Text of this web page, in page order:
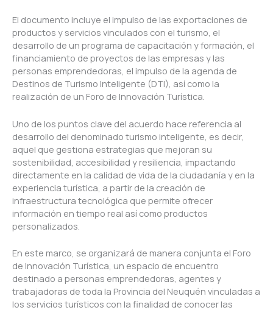
El documento incluye el impulso de las exportaciones de
productos y servicios vinculados con el turismo, el
desarrollo de un programa de capacitación y formación, el
financiamiento de proyectos de las empresas y las
personas emprendedoras, el impulso de la agenda de
Destinos de Turismo Inteligente (DTI), así como la
realización de un Foro de Innovación Turística.
Uno de los puntos clave del acuerdo hace referencia al
desarrollo del denominado turismo inteligente, es decir,
aquel que gestiona estrategias que mejoran su
sostenibilidad, accesibilidad y resiliencia, impactando
directamente en la calidad de vida de la ciudadanía y en la
experiencia turística, a partir de la creación de
infraestructura tecnológica que permite ofrecer
información en tiempo real así como productos
personalizados.
En este marco, se organizará de manera conjunta el Foro
de Innovación Turística, un espacio de encuentro
destinado a personas emprendedoras, agentes y
trabajadoras de toda la Provincia del Neuquén vinculadas a
los servicios turísticos con la finalidad de conocer las